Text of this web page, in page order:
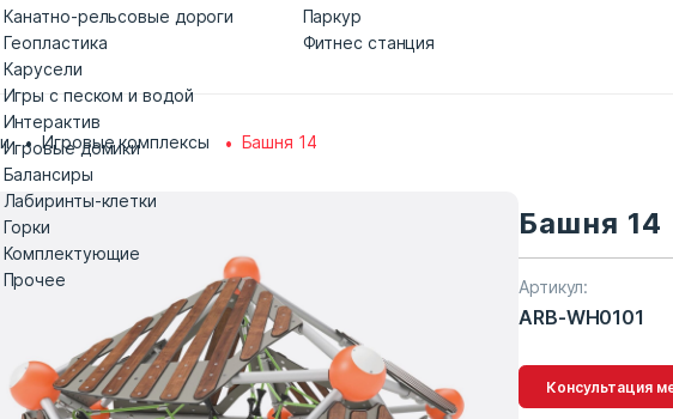
Канатно-рельсовые дороги
Геопластика
Карусели
Игры с песком и водой
Интерактив
Игровые домики
Балансиры
Лабиринты-клетки
Горки
Комплектующие
Прочее
Паркур
Фитнес станция
Игровые комплексы Башня 14
Башня 14
Артикул:
ARB-WH0101